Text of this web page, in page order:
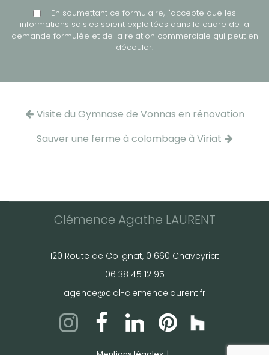
En soumettant ce formulaire, j'accepte que les
informations saisies soient exploitées dans le cadre de la
demande formulée et de la relation commerciale qui peut en
découler.
Visite du Gymnase de Vonnas en rénovation
Sauver une ferme à colombage à Viriat
Clémence Agathe LAURENT
120 Route de Colignat, 01660 Chaveyriat
06 38 45 12 95
agence@clal-clemencelaurent.fr